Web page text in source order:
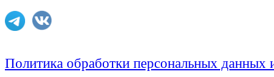
Политика обработки персональных